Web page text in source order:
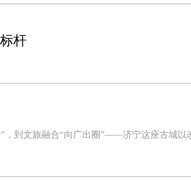
杆
，到文旅融合“向广出圈”——济宁这座古城以